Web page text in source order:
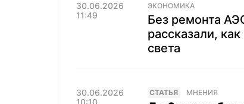
30.06.2026
11:49
ЭКОНОМИКА
Без ремонта
рассказали,
света
30.06.2026
10:10
CТАТЬЯ МНЕНИЯ